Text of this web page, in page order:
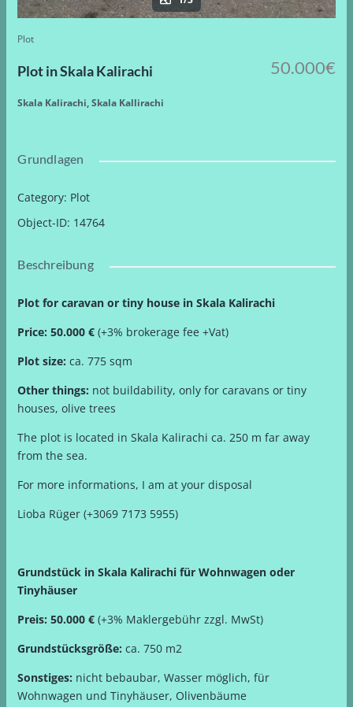
Plot
Plot in Skala Kalirachi
Skala Kalirachi, Skala Kallirachi
50.000€
Grundlagen
Category: Plot
Object-ID: 14764
Beschreibung
Plot for caravan or tiny house in Skala Kalirachi
Price: 50.000 € (+3% brokerage fee +Vat)
Plot size: ca. 775 sqm
Other things: not buildability, only for caravans or tiny
houses, olive trees
The plot is located in Skala Kalirachi ca. 250 m far away
from the sea.
For more informations, I am at your disposal
Lioba Rüger (+3069 7173 5955)
Grundstück in Skala Kalirachi für Wohnwagen oder
Tinyhäuser
Preis: 50.000 € (+3% Maklergebühr zzgl. MwSt)
Grundstücksgröße: ca. 750 m2
Sonstiges: nicht bebaubar, Wasser möglich, für
Wohnwagen und Tinyhäuser, Olivenbäume